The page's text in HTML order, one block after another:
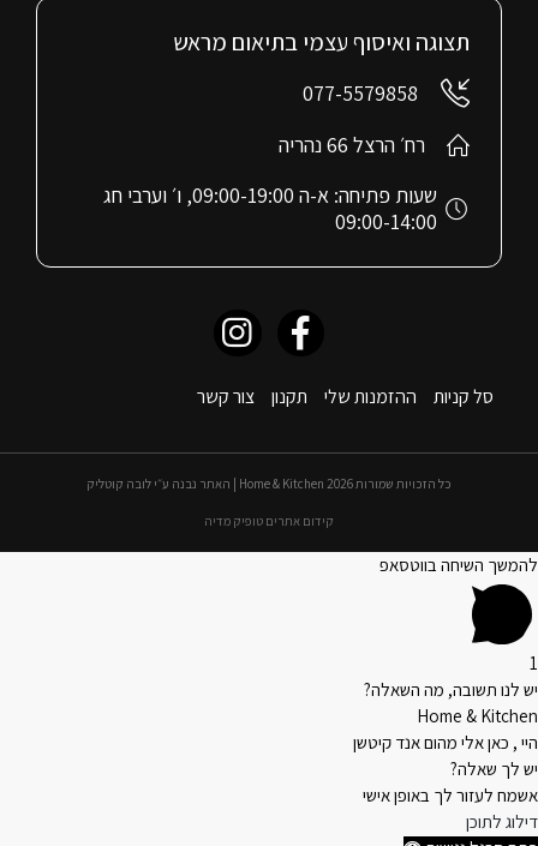
סל קניות ההזמנות שלי תקנון צור קשר
תצוגה ואיסוף עצמי בתיאום מראש
077-5579858
רח׳ הרצל 66 נהריה
שעות פתיחה: א-ה 09:00-19:00, ו׳ וערבי חג
09:00-14:00
כל הזכויות שמורות 2026 Home & Kitchen | האתר נבנה ע״י לובה קוטליק
קידום אתרים טופיק מדיה
להמשך השיחה בווטסאפ
1
יש לנו תשובה, מה השאלה?
Home & Kitchen
היי , כאן אלי מהום אנד קיטשן
יש לך שאלה?
אשמח לעזור לך באופן אישי
דילוג לתוכן